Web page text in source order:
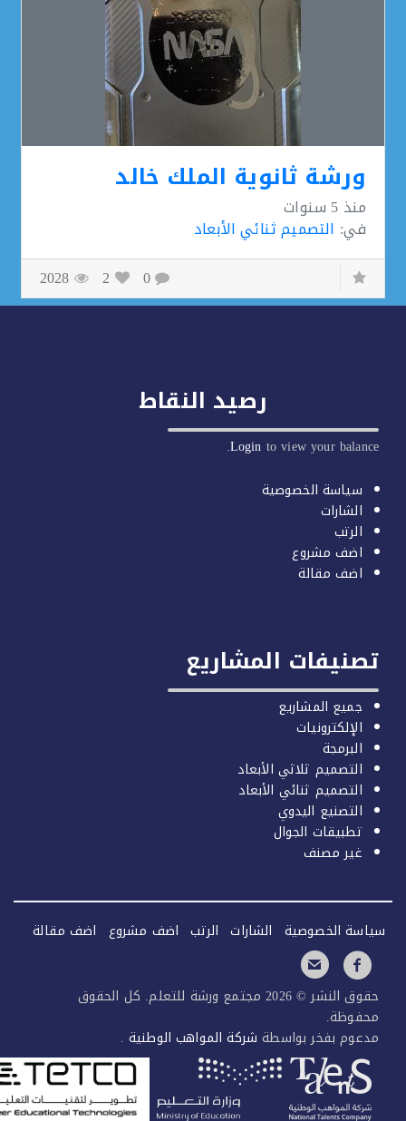
ورشة ثانوية الملك خالد
التصميم ثنائي الأبعاد
2
2028
رصيد النقاط
Loginto view your
سياسة الخصوصية
الشارات
الرتب
اضف مشروع
اضف مقالة
المشاريع
جميع المشاريع
الإلكترونيات
البرمجة
التصميم ثلاثي الأبعاد
التصميم ثنائي الأبعاد
التصنيع اليدوي
تطبيقات الجوال
غير مصنف
الخصوصية الشارات الرتب اضف مشروع اضف مقالة
حقوق النشر © 2026 مجتمع ورشة للتعلم. كل الحقوق
بفخر بواسطةشركة المواهب الوطنية.